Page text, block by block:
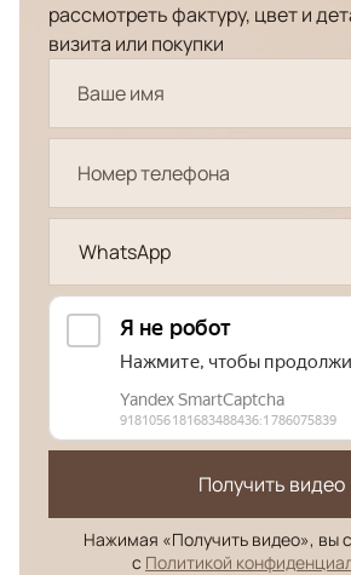
рассмотреть фактуру, цвет и
визита или покупки
WhatsApp
Получить видео
Нажимая «Получить видео», вы
с Политикой